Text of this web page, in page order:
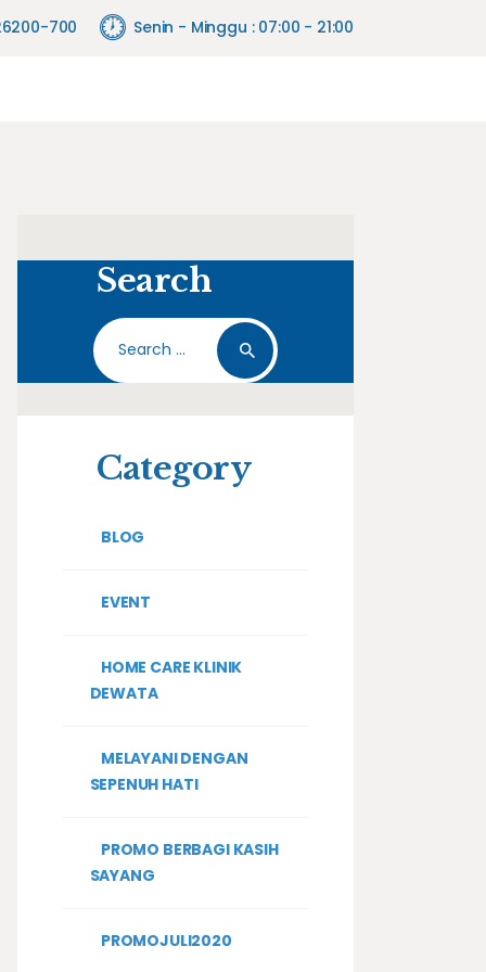
700 Senin - Minggu : 07:00 - 21:00
Search
Search
for:
Category
BLOG
EVENT
HOME CARE KLINIK
DEWATA
MELAYANI DENGAN
SEPENUH HATI
PROMO BERBAGI KASIH
SAYANG
PROMOJULI2020